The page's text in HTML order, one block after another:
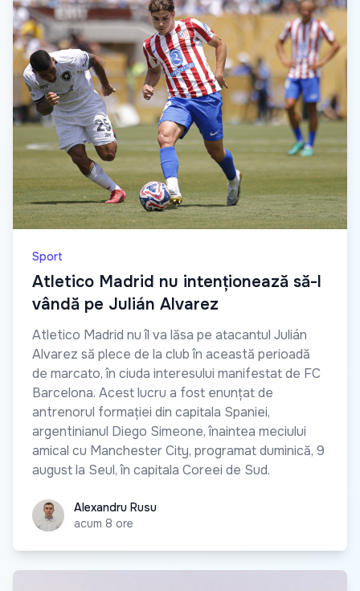
Sport
Atletico Madrid nu intenționează să-l
vândă pe Julián Alvarez
Atletico Madrid nu îl va lăsa pe atacantul Julián
Alvarez să plece de la club în această perioadă
de marcato, în ciuda interesului manifestat de FC
Barcelona. Acest lucru a fost enunțat de
antrenorul formației din capitala Spaniei,
argentinianul Diego Simeone, înaintea meciului
amical cu Manchester City, programat duminică, 9
august la Seul, în capitala Coreei de Sud.
Alexandru Rusu
Alexandru Rusu
acum 8 ore